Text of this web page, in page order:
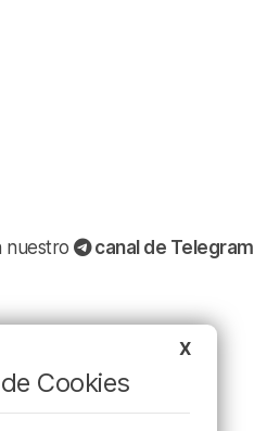
nuestro canal de Telegram
X
Cookies